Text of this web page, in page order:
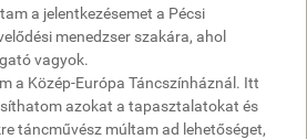
a jelentkezésemet a Pécsi
menedzser szakára, ahol
vagyok.
a Közép-Európa Táncszínháznál. Itt
azokat a tapasztalatokat és
táncművész múltam ad lehetőséget,